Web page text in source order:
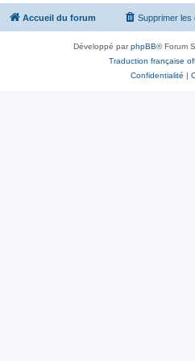
Accueil du forum Supprimer les
Développé parphpBB® Forum
Traduction française
Confidentialité |